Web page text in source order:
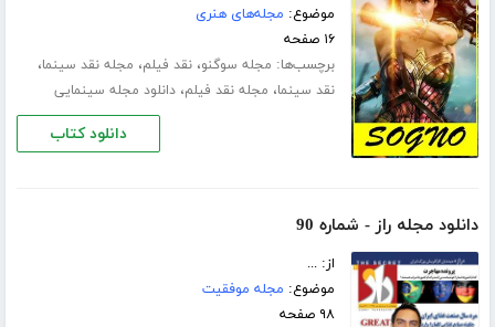
موضوع: مجله‌های هنری
۱۶ صفحه
برچسب‌ها: مجله سوگنو،نقد فیلم، مجله نقد سینما،
نقد سینما، مجله نقد فیلم،دانلود مجله سینمایی
دانلود کتاب
دانلود مجله راز - شماره 90
از: ...
موضوع: مجله موفقیت
۹۸ صفحه